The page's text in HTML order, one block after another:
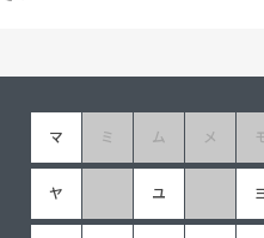
マ ミ ム メ
ヤ ユ